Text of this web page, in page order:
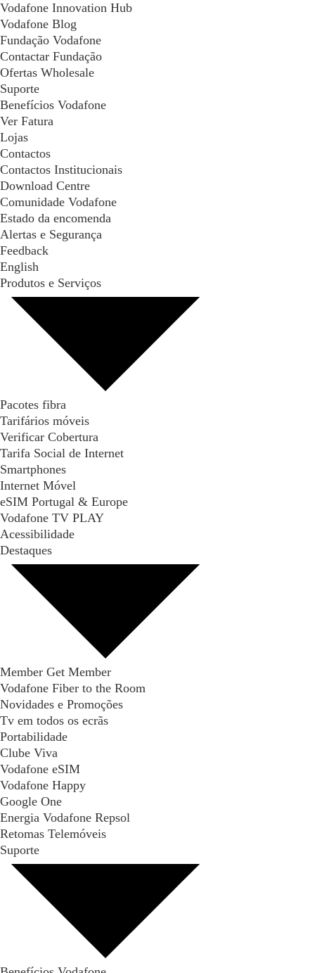
Vodafone Innovation Hub
Vodafone Blog
Fundação Vodafone
Contactar Fundação
Ofertas Wholesale
Suporte
Benefícios Vodafone
Ver Fatura
Lojas
Contactos
Contactos Institucionais
Download Centre
Comunidade Vodafone
Estado da encomenda
Alertas e Segurança
Feedback
English
Produtos e Serviços
Pacotes fibra
Tarifários móveis
Verificar Cobertura
Tarifa Social de Internet
Smartphones
Internet Móvel
eSIM Portugal & Europe
Vodafone TV PLAY
Acessibilidade
Destaques
Member Get Member
Vodafone Fiber to the Room
Novidades e Promoções
Tv em todos os ecrãs
Portabilidade
Clube Viva
Vodafone eSIM
Vodafone Happy
Google One
Energia Vodafone Repsol
Retomas Telemóveis
Suporte